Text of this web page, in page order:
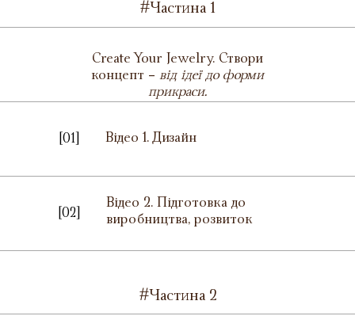
#Частина 1
Create Your Jewelry. Створи
концепт - від ідеї до форми
прикраси.
Відео 1. Дизайн
[01]
Відео 2. Підготовка до
виробництва, розвиток
[02]
#Частина 2